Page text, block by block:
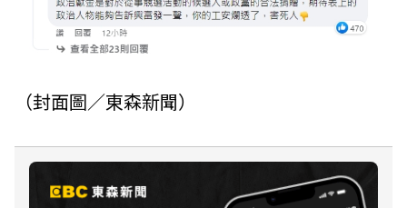
（封面圖／東森新聞）